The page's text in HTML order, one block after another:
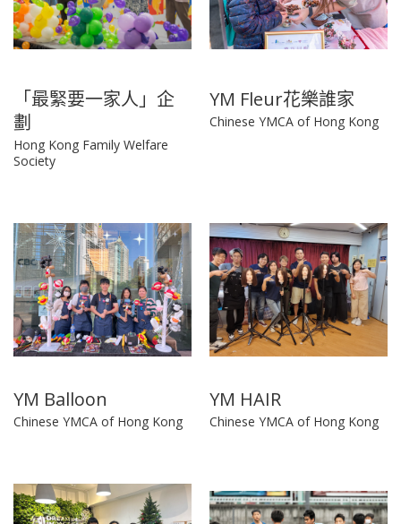
「最緊要一家人」企
劃
Hong Kong Family Welfare
Society
YM Fleur花樂誰家
Chinese YMCA of Hong Kong
YM Balloon
Chinese YMCA of Hong Kong
YM HAIR
Chinese YMCA of Hong Kong